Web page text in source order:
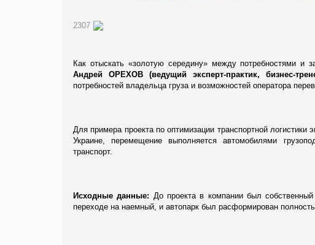
2307
Как отыскать «золотую середину» между потребностями и
Андрей ОРЕХОВ (ведущий эксперт-практик, бизнес-
потребностей владельца груза и возможностей оператора
Для примера проекта по оптимизации транспортной
Украине, перемещение выполняется автомобилями
транспорт.
Исходные данные: До проекта в компании был
переходе на наемный, и автопарк был расформирован